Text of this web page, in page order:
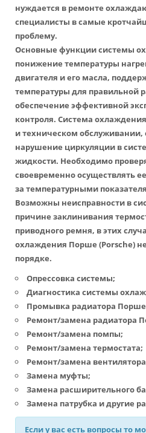
нуждается в ремонте
специалисты в самые
проблему.
Основные функции системы
понижение температуры
двигателя и его масла,
температуры для правильной
обеспечение эффективной
контроля. Система
и техническом обслуживании,
нарушение циркуляции в
жидкости. Необходимо
своевременно осуществлять
за температурными
Возможны неисправности в
причине заклинивания
приводного ремня, в этих
охлаждения Порше (Porsche)
порядке.
Опрессовка системы;
Диагностика системы
Промывка радиатора Порше
Ремонт/замена радиатора
Ремонт/замена помпы;
Ремонт/замена термостата;
Ремонт/замена
Замена муфты;
Замена расширительного
Замена патрубка и другие
Если у вас есть вопросы то